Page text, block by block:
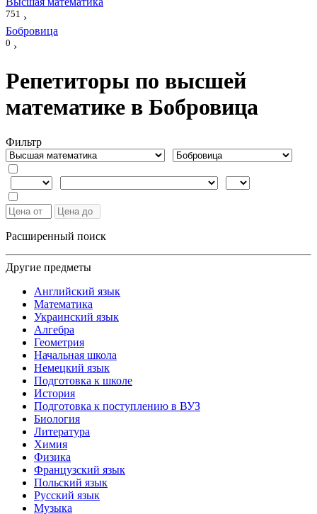
751 ›
Бобровица
0 ›
Репетиторы по высшей
математике в Бобровица
Фильтр
Расширенный поиск
Другие предметы
Английский язык
Математика
Украинский язык
Алгебра
Геометрия
Начальная школа
Немецкий язык
Подготовка к школе
История
Подготовка к поступлению в ВУЗ
Биология
Литература
Химия
Физика
Французский язык
Польский язык
Русский язык
Музыка